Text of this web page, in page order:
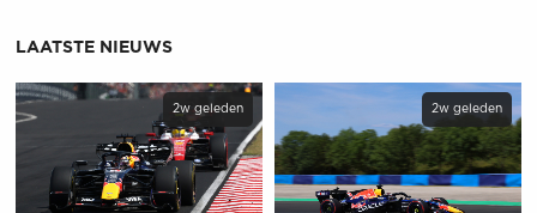
LAATSTE NIEUWS
2w geleden 2w geleden